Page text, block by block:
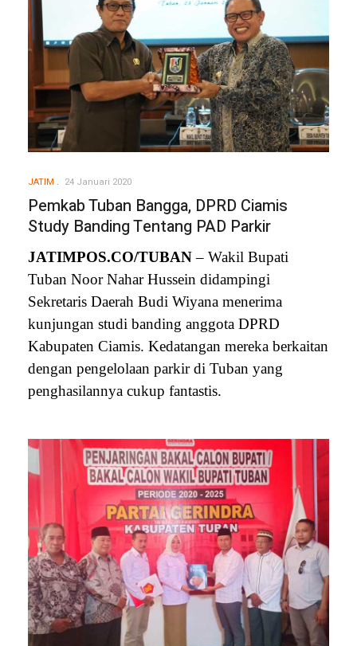
JATIM 24 Januari 2020
Pemkab Tuban Bangga, DPRD Ciamis
Study Banding Tentang PAD Parkir
JATIMPOS.CO/TUBAN– Wakil Bupati
Tuban Noor Nahar Hussein didampingi
Sekretaris Daerah Budi Wiyana menerima
kunjungan studi banding anggota DPRD
Kabupaten Ciamis. Kedatangan mereka berkaitan
dengan pengelolaan parkir di Tuban yang
penghasilannya cukup fantastis.